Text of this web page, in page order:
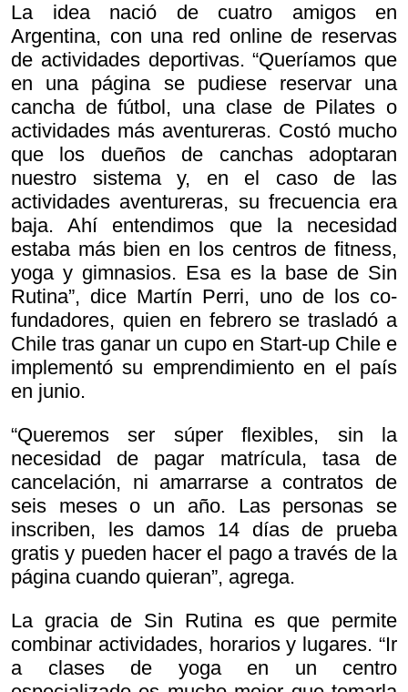
La idea nació de cuatro amigos en
Argentina, con una red online de reservas
de actividades deportivas. “Queríamos que
en una página se pudiese reservar una
cancha de fútbol, una clase de Pilates o
actividades más aventureras. Costó mucho
que los dueños de canchas adoptaran
nuestro sistema y, en el caso de las
actividades aventureras, su frecuencia era
baja. Ahí entendimos que la necesidad
estaba más bien en los centros de fitness,
yoga y gimnasios. Esa es la base de Sin
Rutina”, dice Martín Perri, uno de los co-
fundadores, quien en febrero se trasladó a
Chile tras ganar un cupo en Start-up Chile e
implementó su emprendimiento en el país
en junio.
“Queremos ser súper flexibles, sin la
necesidad de pagar matrícula, tasa de
cancelación, ni amarrarse a contratos de
seis meses o un año. Las personas se
inscriben, les damos 14 días de prueba
gratis y pueden hacer el pago a través de la
página cuando quieran”, agrega.
La gracia de Sin Rutina es que permite
combinar actividades, horarios y lugares. “Ir
a clases de yoga en un centro